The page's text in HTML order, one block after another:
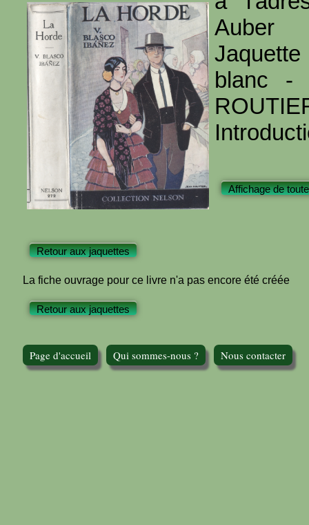
Auber
blanc -
Affichage de
Retour aux jaquettes
La fiche ouvrage pour ce livre n'a pas encore été créée
Retour aux jaquettes
Page d'accueil Qui sommes-nous ? Nous contacter